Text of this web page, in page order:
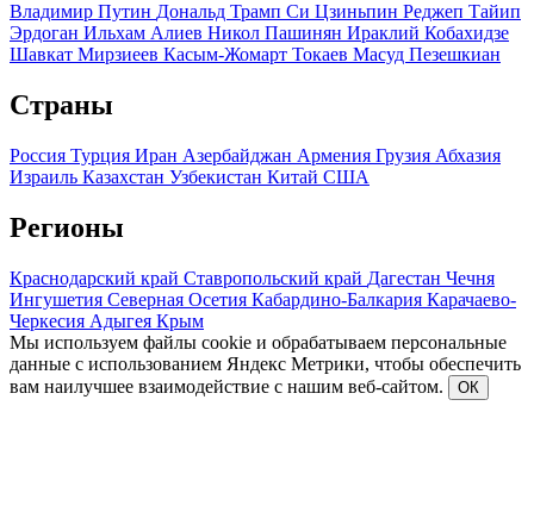
Владимир Путин Дональд Трамп Си Цзиньпин Реджеп Тайип
Эрдоган Ильхам Алиев Никол Пашинян Ираклий Кобахидзе
Шавкат Мирзиеев Касым-Жомарт Токаев Масуд Пезешкиан
Страны
Россия Турция Иран Азербайджан Армения Грузия Абхазия
Израиль Казахстан Узбекистан Китай США
Регионы
Краснодарский край Ставропольский край Дагестан Чечня
Ингушетия Северная Осетия Кабардино-Балкария Карачаево-
Черкесия Адыгея Крым
Мы используем файлы cookie и обрабатываем персональные
данные с использованием Яндекс Метрики, чтобы обеспечить
вам наилучшее взаимодействие с нашим веб-сайтом.
ОК